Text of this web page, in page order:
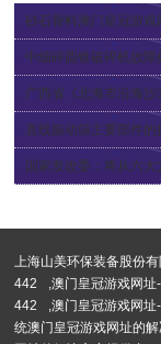
砂石骨料澳门皇冠游
中细碎圆锥破碎机故障
广西省《北海市沿海
直线振动筛主要部件
国家发改委：将从六
上海山美环保装备股份
442
,澳门皇冠游戏网
442
,澳门皇冠游戏网
统澳门皇冠游戏网址的